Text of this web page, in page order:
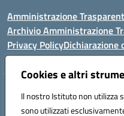
Cookies e altri
Il nostro Istituto non utilizza
sono utilizzati
Amministrazione
Archivio Amministrazione
Privacy PolicyDichiarazione
Istituto Comprensivo Statale